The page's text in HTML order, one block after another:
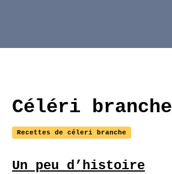
Céléri branche
Recettes de céleri branche
Un peu d’histoire